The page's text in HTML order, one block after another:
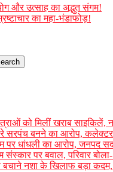
और उत्साह का अद्भुत संगम!
का महा-भंडाफोड़!
को मिलीं खराब साइकिलें,
सरपंच बनने का आरोप, कलेक्टर
पर धांधली का आरोप, जनपद
संस्कार पर बवाल, परिवार
बचाने नशा के खिलाफ बड़ा